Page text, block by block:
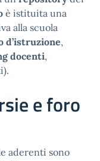
è istituita una
alla scuola
d’istruzione,
docenti,
e foro
aderenti sono